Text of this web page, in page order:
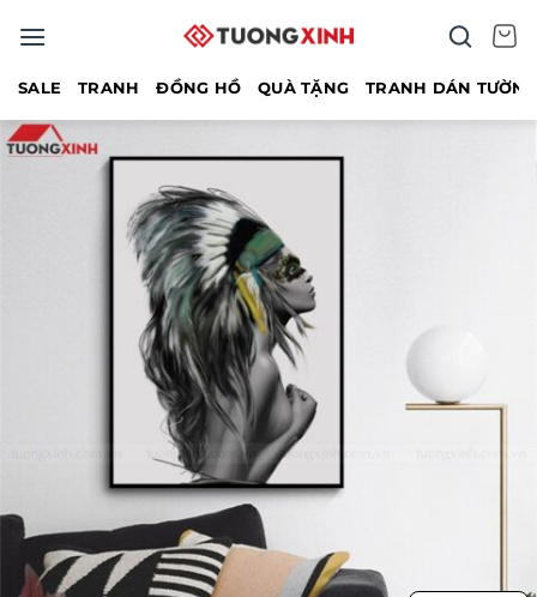
qua
SALE TRANH ĐỒNG HỒ QUÀ TẶNG TRANH DÁN